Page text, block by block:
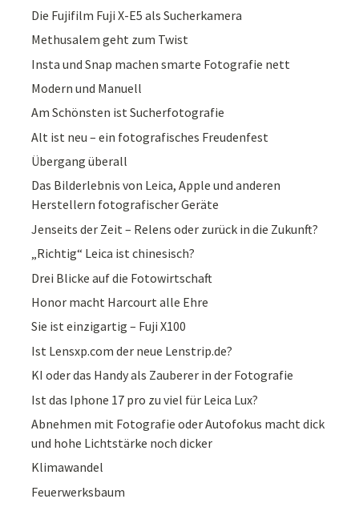
Die Fujifilm Fuji X-E5 als Sucherkamera
Methusalem geht zum Twist
Insta und Snap machen smarte Fotografie nett
Modern und Manuell
Am Schönsten ist Sucherfotografie
Alt ist neu – ein fotografisches Freudenfest
Übergang überall
Das Bilderlebnis von Leica, Apple und anderen
Herstellern fotografischer Geräte
Jenseits der Zeit – Relens oder zurück in die Zukunft?
„Richtig“ Leica ist chinesisch?
Drei Blicke auf die Fotowirtschaft
Honor macht Harcourt alle Ehre
Sie ist einzigartig – Fuji X100
Ist Lensxp.com der neue Lenstrip.de?
KI oder das Handy als Zauberer in der Fotografie
Ist das Iphone 17 pro zu viel für Leica Lux?
Abnehmen mit Fotografie oder Autofokus macht dick
und hohe Lichtstärke noch dicker
Klimawandel
Feuerwerksbaum